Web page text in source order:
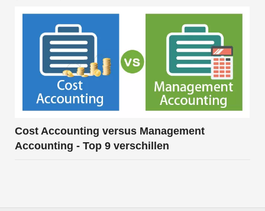
Cost Accounting versus Management
Accounting - Top 9 verschillen